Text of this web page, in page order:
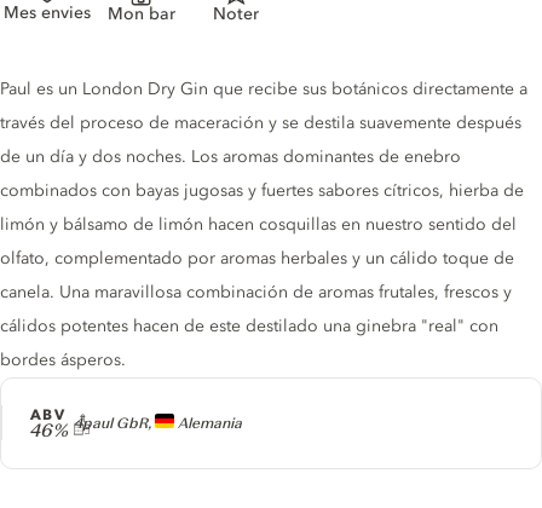
Mes envies Mon bar Noter
Producer
4paul GbR, Alemania
ABV
46%
Gin description
Paul es un London Dry Gin que recibe sus botánicos directamente a
través del proceso de maceración y se destila suavemente después
de un día y dos noches. Los aromas dominantes de enebro
combinados con bayas jugosas y fuertes sabores cítricos, hierba de
limón y bálsamo de limón hacen cosquillas en nuestro sentido del
olfato, complementado por aromas herbales y un cálido toque de
canela. Una maravillosa combinación de aromas frutales, frescos y
cálidos potentes hacen de este destilado una ginebra "real" con
bordes ásperos.